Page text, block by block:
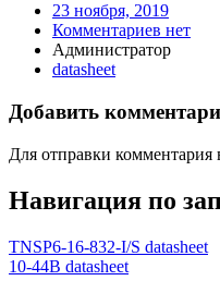
23 ноября, 2019
Комментариев нет
Администратор
datasheet
Добавить
Для отправки комментария
Навигация по
TNSP6-16-832-I/S datasheet
10-44B datasheet